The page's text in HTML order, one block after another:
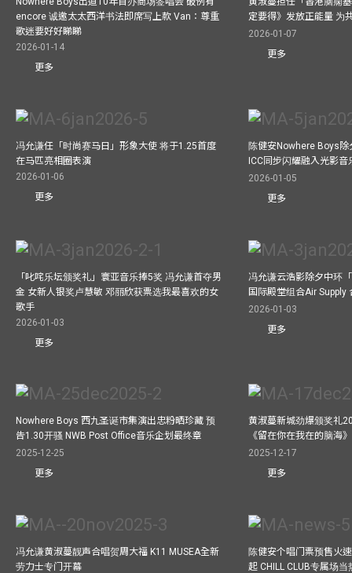
encore 诚邀太太西洋书法即席写上款 Van：尊重
歌迷要好好睇睇
2026-01-14
更多
定要得》发放正能量 为
2026-01-07
更多
冯允谦任「时尚赛马日」形象大使 将于1.25首度
在马匹亮相圈表演
2026-01-06
更多
陈健安Nowhere Boys
ICC同步闪耀融入光影音
2026-01-05
更多
「叱咤乐坛颁奖礼」寰亚音乐捧5奖 冯允谦首夺男
金 女新人银奖卢慧敏 邓丽欣获票选我最喜欢的女
歌手
2026-01-03
更多
冯允谦云浩影除夕中环
国际殿堂组合Air Supply
2026-01-03
更多
Nowhere Boys 西九圣诞市集演出忠粉晒珍藏 预
告1.30开骚 NWB Post Office音乐企划最终章
2025-12-25
更多
黄淑蔓新城劲爆颁奖礼
《留在你在我在的脑海
2025-12-17
更多
冯允谦黄淑蔓靓声合唱贺周大福 K11 MUSEA全新
劳力士专门开幕
陈健安个唱门票预售火
起 CHILL CLUB专属场